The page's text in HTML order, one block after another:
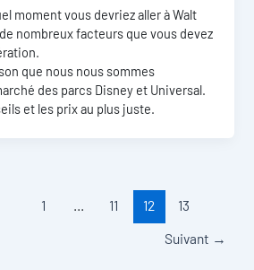
moment vous devriez aller à Walt
nombreux facteurs que vous devez
que nous nous sommes
des parcs Disney et Universal.
et les prix au plus juste.
1 … 11 12
13
Suivant →